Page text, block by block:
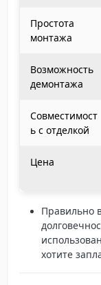
Простота
монтажа
Возможность
демонтажа
Совместимост
ь с отделкой
Цена
Правильно
хотите